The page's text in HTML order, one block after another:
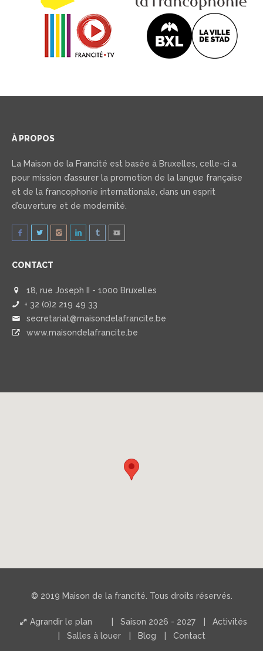
À PROPOS
La Maison de la Francité est basée à Bruxelles, celle-ci a
pour mission d’assurer la promotion de la langue française
et de la francophonie internationale, dans un esprit
d’ouverture et de modernité.
CONTACT
18, rue Joseph II - 1000 Bruxelles
+ 32 (0)2 219 49 33
secretariat@maisondelafrancite.be
www.maisondelafrancite.be
© 2019 Maison de la francité. Tous droits réservés.
Agrandir le plan Saison 2026 - 2027
Activités
Salles à louer
Blog Contact